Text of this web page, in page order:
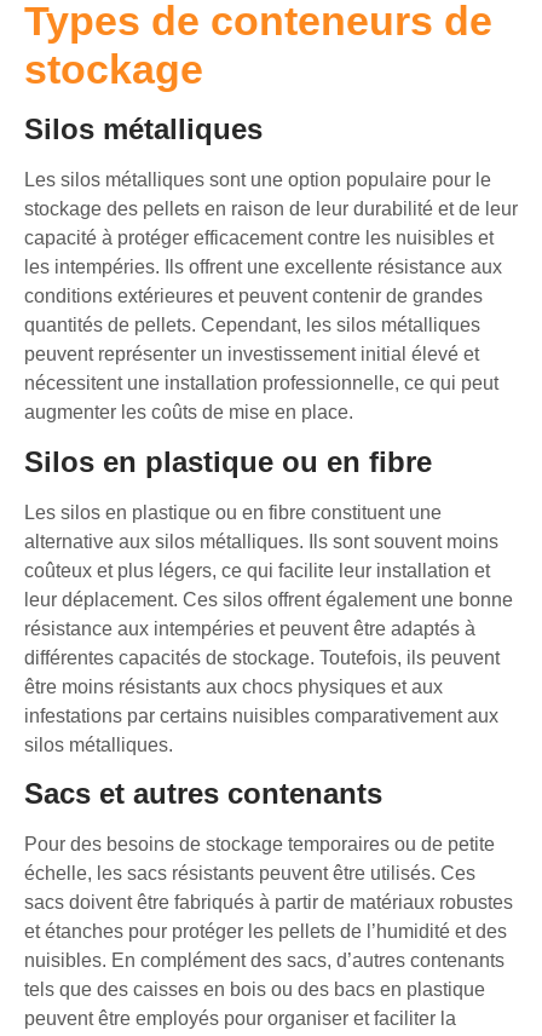
Types de conteneurs de
stockage
Silos métalliques
Les silos métalliques sont une option populaire pour le
stockage des pellets en raison de leur durabilité et de leur
capacité à protéger efficacement contre les nuisibles et
les intempéries. Ils offrent une excellente résistance aux
conditions extérieures et peuvent contenir de grandes
quantités de pellets. Cependant, les silos métalliques
peuvent représenter un investissement initial élevé et
nécessitent une installation professionnelle, ce qui peut
augmenter les coûts de mise en place.
Silos en plastique ou en fibre
Les silos en plastique ou en fibre constituent une
alternative aux silos métalliques. Ils sont souvent moins
coûteux et plus légers, ce qui facilite leur installation et
leur déplacement. Ces silos offrent également une bonne
résistance aux intempéries et peuvent être adaptés à
différentes capacités de stockage. Toutefois, ils peuvent
être moins résistants aux chocs physiques et aux
infestations par certains nuisibles comparativement aux
silos métalliques.
Sacs et autres contenants
Pour des besoins de stockage temporaires ou de petite
échelle, les sacs résistants peuvent être utilisés. Ces
sacs doivent être fabriqués à partir de matériaux robustes
et étanches pour protéger les pellets de l’humidité et des
nuisibles. En complément des sacs, d’autres contenants
tels que des caisses en bois ou des bacs en plastique
peuvent être employés pour organiser et faciliter la